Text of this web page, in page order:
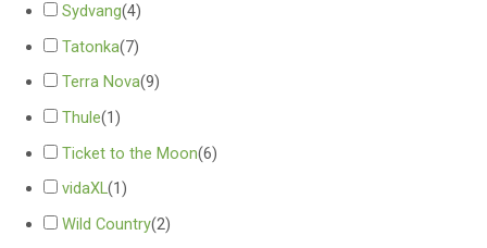
Sydvang(4)
Tatonka(7)
Terra Nova(9)
Thule(1)
Ticket to the Moon(6)
vidaXL(1)
Wild Country(2)